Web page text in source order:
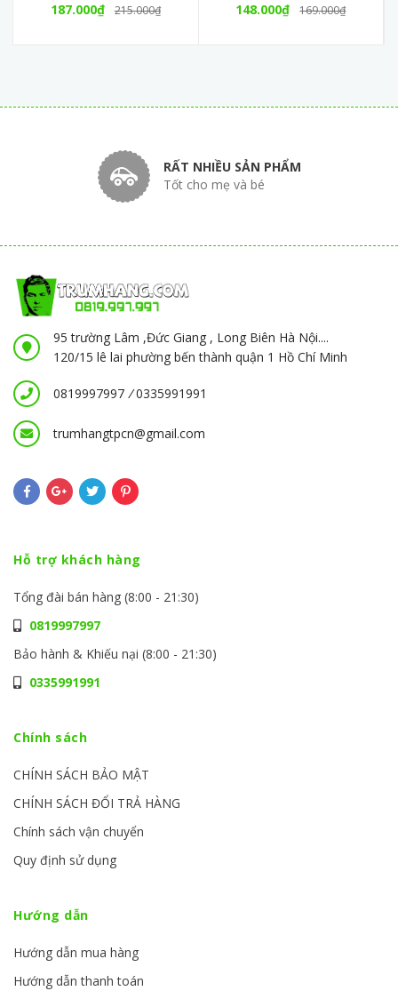
DROPS CHÍNH HÃNG
187.000₫ 215.000₫
LOC KITCHEN CLEANER
148.000₫ 169.000₫
RẤT NHIỀU SẢN PHẨM
Tốt cho mẹ và bé
95 trường Lâm ,Đức Giang , Long Biên Hà Nội....
120/15 lê lai phường bến thành quận 1 Hồ Chí Minh
0819997997 /0335991991
trumhangtpcn@gmail.com
Hỗ trợ khách hàng
Tổng đài bán hàng (8:00 - 21:30)
0819997997
Bảo hành & Khiếu nại (8:00 - 21:30)
0335991991
Chính sách
CHÍNH SÁCH BẢO MẬT
CHÍNH SÁCH ĐỔI TRẢ HÀNG
Chính sách vận chuyển
Quy định sử dụng
Hướng dẫn
Hướng dẫn mua hàng
Hướng dẫn thanh toán